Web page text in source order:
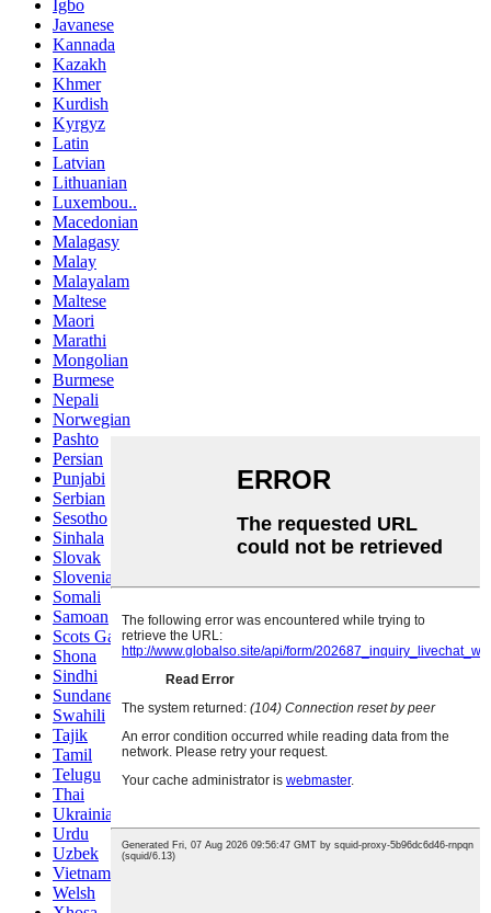
Igbo
Javanese
Kannada
Kazakh
Khmer
Kurdish
Kyrgyz
Latin
Latvian
Lithuanian
Luxembou..
Macedonian
Malagasy
Malay
Malayalam
Maltese
Maori
Marathi
Mongolian
Burmese
Nepali
Norwegian
Pashto
Persian
Punjabi
Serbian
Sesotho
Sinhala
Slovak
Slovenian
Somali
Samoan
Scots Gaelic
Shona
Sindhi
Sundanese
Swahili
Tajik
Tamil
Telugu
Thai
Ukrainian
Urdu
Uzbek
Vietnamese
Welsh